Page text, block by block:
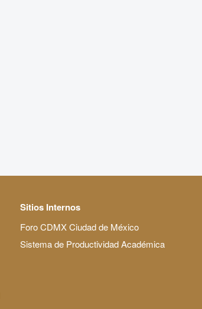
Sitios Internos
Foro CDMX Ciudad de México
Sistema de Productividad Académica